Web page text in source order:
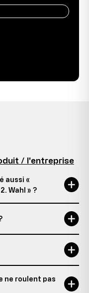
/ l'entreprise
aussi «
Wahl » ?
ne roulent pas